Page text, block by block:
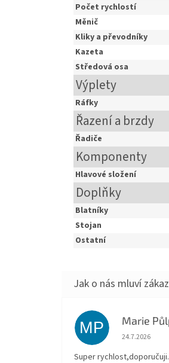
Počet rychlostí
Měnič
Kliky a převodníky
Kazeta
Středová osa
Výplety
Ráfky
Řazení a brzdy
Řadiče
Komponenty
Hlavové složení
Doplňky
Blatníky
Stojan
Ostatní
MP Marie
Hodnocení
24.7.2026
Super rychlost,doporučuji.